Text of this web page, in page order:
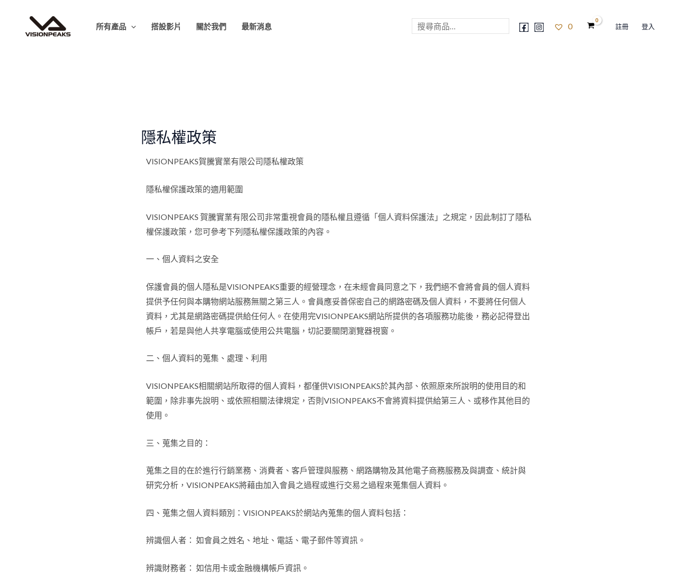
所有產品 搭設影片 關於我們 最新消息
尋
0 註冊 登入
隱私權政策
VISIONPEAKS賀騰實業有限公司隱私權政策
隱私權保護政策的適用範圍
VISIONPEAKS 賀騰實業有限公司非常重視會員的隱私權且遵循「個人資料保護法」之規定，因此制訂了隱私
權保護政策，您可參考下列隱私權保護政策的內容。
一、個人資料之安全
保護會員的個人隱私是VISIONPEAKS重要的經營理念，在未經會員同意之下，我們絕不會將會員的個人資料
提供予任何與本購物網站服務無關之第三人。會員應妥善保密自己的網路密碼及個人資料，不要將任何個人
資料，尤其是網路密碼提供給任何人。在使用完VISIONPEAKS網站所提供的各項服務功能後，務必記得登出
帳戶，若是與他人共享電腦或使用公共電腦，切記要關閉瀏覽器視窗。
二、個人資料的蒐集、處理、利用
VISIONPEAKS相關網站所取得的個人資料，都僅供VISIONPEAKS於其內部、依照原來所說明的使用目的和
範圍，除非事先說明、或依照相關法律規定，否則VISIONPEAKS不會將資料提供給第三人、或移作其他目的
使用。
三、蒐集之目的：
蒐集之目的在於進行行銷業務、消費者、客戶管理與服務、網路購物及其他電子商務服務及與調查、統計與
研究分析，VISIONPEAKS將藉由加入會員之過程或進行交易之過程來蒐集個人資料。
四、蒐集之個人資料類別： VISIONPEAKS於網站內蒐集的個人資料包括：
辨識個人者： 如會員之姓名、地址、電話、電子郵件等資訊。
辨識財務者： 如信用卡或金融機構帳戶資訊。